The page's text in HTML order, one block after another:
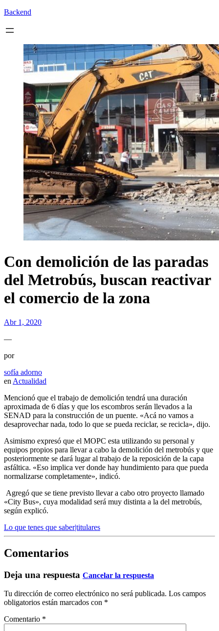
Backend
Con demolición de las paradas
del Metrobús, buscan reactivar
el comercio de la zona
Abr 1, 2020
—
por
sofía adorno
en Actualidad
Mencionó que el trabajo de demolición tendrá una duración
aproximada de 6 días y que los escombros serán llevados a la
SENAD para la construcción de un puente. «Acá no vamos a
desaprovechar nada, todo lo que se pueda reciclar, se recicla», dijo.
Asimismo expresó que el MOPC esta utilizando su personal y
equipos propios para llevar a cabo la demolición del metrobús y que
posteriormente se dará lugar al trabajo de la reposición de la capa
asfáltica. «Eso implica ver donde hay hundimiento para que pueda
normalizarse completamente», indicó.
Agregó que se tiene previsto llevar a cabo otro proyecto llamado
«City Bus», cuya modalidad será muy distinta a la del metrobús,
según explicó.
Lo que tenes que saber|titulares
Comentarios
Deja una respuesta Cancelar la respuesta
Tu dirección de correo electrónico no será publicada. Los campos
obligatorios están marcados con *
Comentario *